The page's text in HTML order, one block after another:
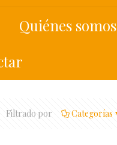
Quiénes somos
Filtrado por Categorías